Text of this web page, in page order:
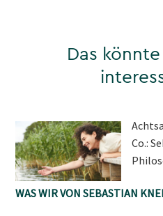
Das
Co.:
WAS WIR VON SEBASTIAN